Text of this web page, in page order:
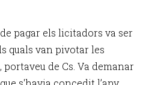
pagar els licitadors va ser
quals van pivotar les
de Cs. Va demanar